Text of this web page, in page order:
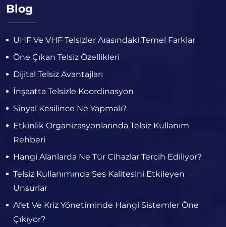
Blog
UHF Ve VHF Telsizler Arasındaki Temel Farklar
Öne Çıkan Telsiz Özellikleri
Dijital Telsiz Avantajları
İnşaatta Telsizle Koordinasyon
Sinyal Kesilince Ne Yapmalı?
Etkinlik Organizasyonlarında Telsiz Kullanım
Rehberi
Hangi Alanlarda Ne Tür Cihazlar Tercih Ediliyor?
Telsiz Kullanımında Ses Kalitesini Etkileyen
Unsurlar
Afet Ve Kriz Yönetiminde Hangi Sistemler Öne
Çıkıyor?